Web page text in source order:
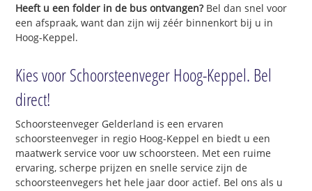
Heeft u een folder in de bus ontvangen?Bel dan snel voor
een afspraak, want dan zijn wij zéér binnenkort bij u in
Hoog-Keppel.
Kies voor Schoorsteenveger Hoog-Keppel. Bel
direct!
Schoorsteenveger Gelderland is een ervaren
schoorsteenveger in regio Hoog-Keppel en biedt u een
maatwerk service voor uw schoorsteen. Met een ruime
ervaring, scherpe prijzen en snelle service zijn de
schoorsteenvegers het hele jaar door actief. Bel ons als u